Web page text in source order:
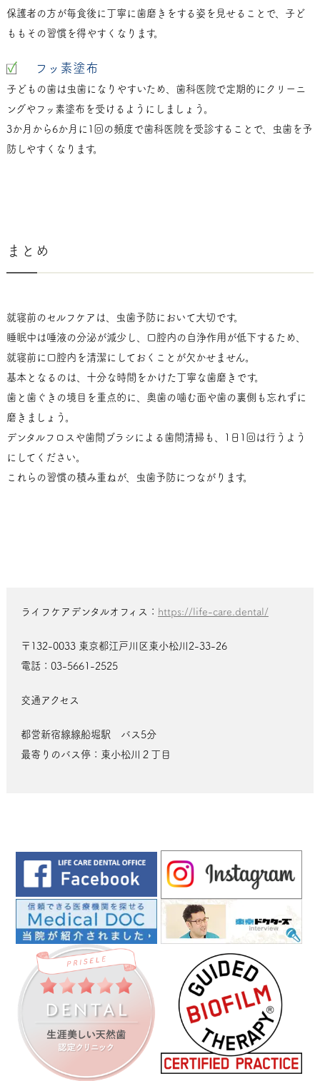
保護者の方が毎食後に丁寧に歯磨きをする姿を見せることで、子ど
ももその習慣を得やすくなります。
フッ素塗布
子どもの歯は虫歯になりやすいため、歯科医院で定期的にクリーニ
ングやフッ素塗布を受けるようにしましょう。
3か月から6か月に1回の頻度で歯科医院を受診することで、虫歯を予
防しやすくなります。
まとめ
就寝前のセルフケアは、虫歯予防において大切です。
睡眠中は唾液の分泌が減少し、口腔内の自浄作用が低下するため、
就寝前に口腔内を清潔にしておくことが欠かせません。
基本となるのは、十分な時間をかけた丁寧な歯磨きです。
歯と歯ぐきの境目を重点的に、奥歯の噛む面や歯の裏側も忘れずに
磨きましょう。
デンタルフロスや歯間ブラシによる歯間清掃も、1日1回は行うよう
にしてください。
これらの習慣の積み重ねが、虫歯予防につながります。
ライフケアデンタルオフィス： https://life-care.dental/
〒132-0033 東京都江戸川区東小松川2-33-26
電話：03-5661-2525
交通アクセス
都営新宿線線船堀駅 バス5分
最寄りのバス停：東小松川２丁目